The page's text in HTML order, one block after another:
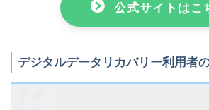
公式サイトはこ
デジタルデータリカバリー利用者